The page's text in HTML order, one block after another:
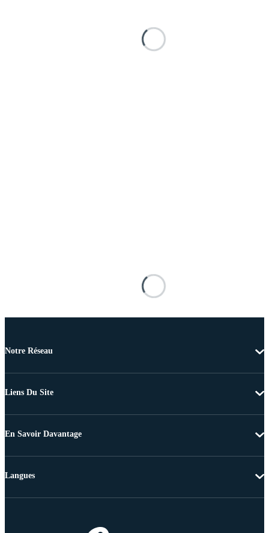
Notre Réseau
Liens Du Site
En Savoir Davantage
Langues